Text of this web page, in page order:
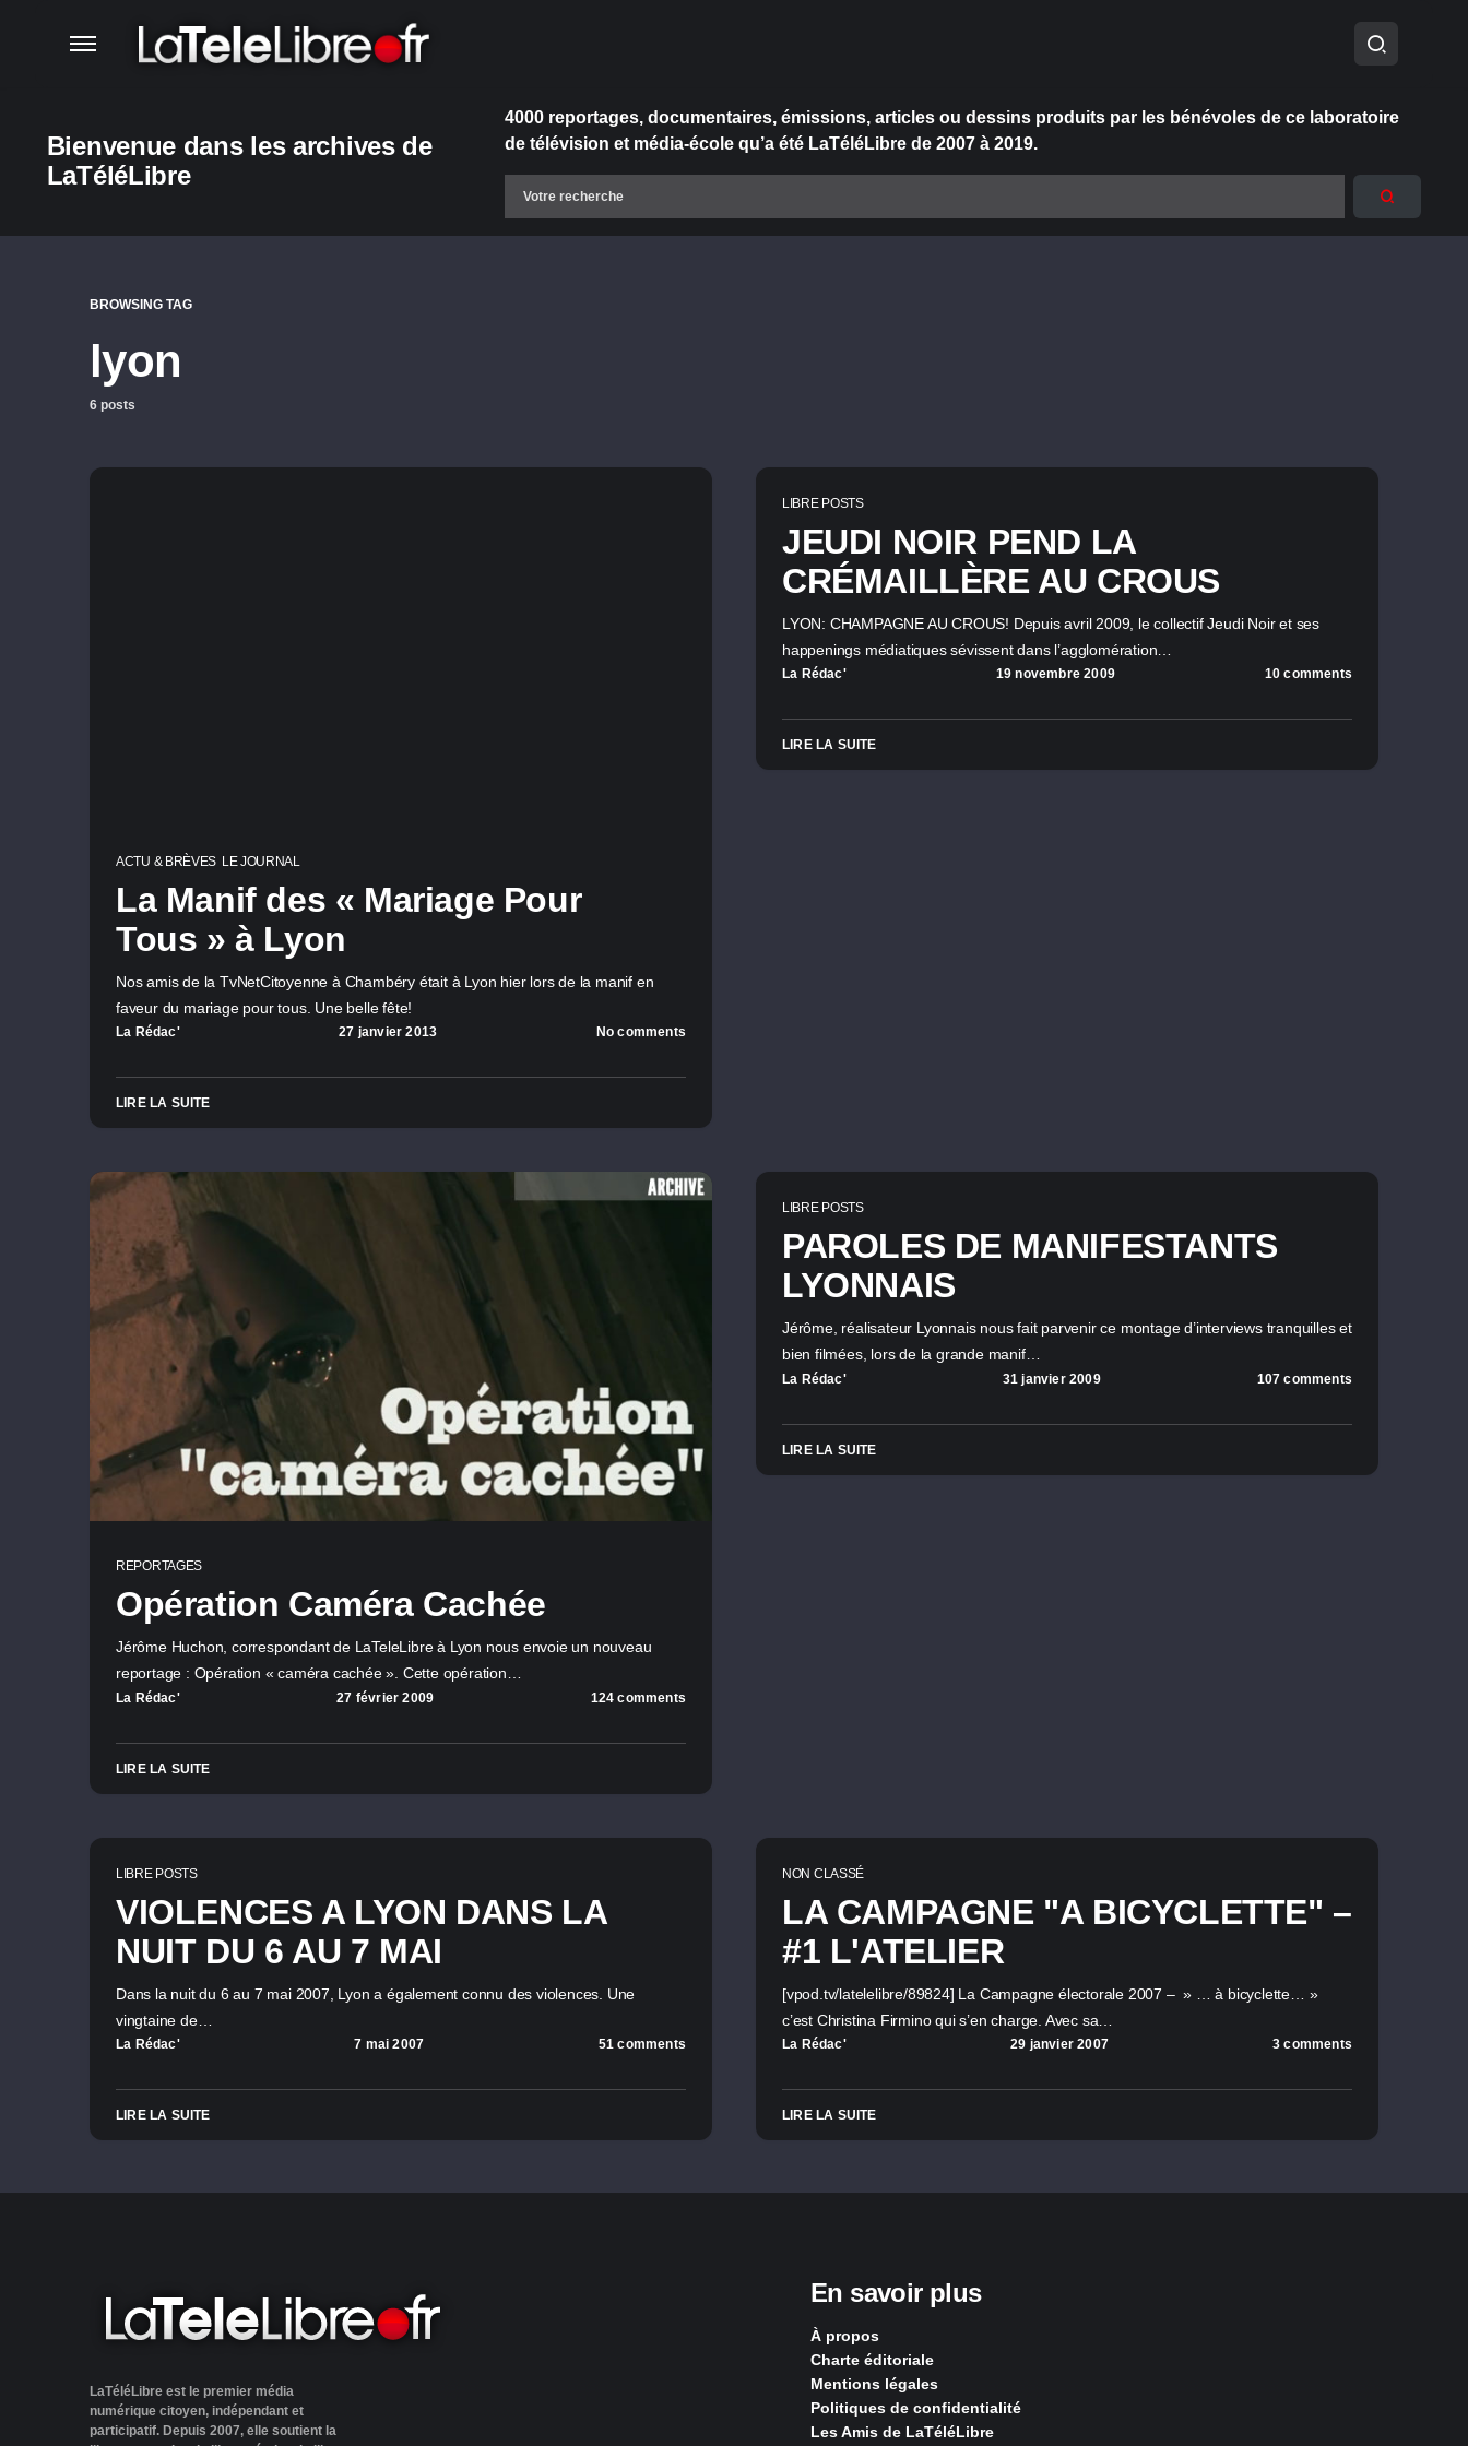
Bienvenue dans les archives de
LaTéléLibre
4000 reportages, documentaires, émissions, articles ou dessins produits par les bénévoles de ce laboratoire
de télévision et média-école qu’a été LaTéléLibre de 2007 à 2019.
BROWSING TAG
lyon
6 posts
ACTU & BRÈVES LE JOURNAL
La Manif des « Mariage Pour
Tous » à Lyon
Nos amis de la TvNetCitoyenne à Chambéry était à Lyon hier lors de la manif en
faveur du mariage pour tous. Une belle fête!
La Rédac' 27 janvier 2013 No comments
LIRE LA SUITE
LIBRE POSTS
JEUDI NOIR PEND LA
CRÉMAILLÈRE AU CROUS
LYON: CHAMPAGNE AU CROUS! Depuis avril 2009, le collectif Jeudi Noir et ses
happenings médiatiques sévissent dans l’agglomération…
La Rédac' 19 novembre 2009 10 comments
LIRE LA SUITE
REPORTAGES
Opération Caméra Cachée
Jérôme Huchon, correspondant de LaTeleLibre à Lyon nous envoie un nouveau
reportage : Opération « caméra cachée ». Cette opération…
La Rédac' 27 février 2009 124 comments
LIRE LA SUITE
LIBRE POSTS
PAROLES DE MANIFESTANTS
LYONNAIS
Jérôme, réalisateur Lyonnais nous fait parvenir ce montage d’interviews tranquilles et
bien filmées, lors de la grande manif…
La Rédac' 31 janvier 2009 107 comments
LIRE LA SUITE
LIBRE POSTS
VIOLENCES A LYON DANS LA
NUIT DU 6 AU 7 MAI
Dans la nuit du 6 au 7 mai 2007, Lyon a également connu des violences. Une
vingtaine de…
La Rédac' 7 mai 2007 51 comments
LIRE LA SUITE
NON CLASSÉ
LA CAMPAGNE "A BICYCLETTE" –
#1 L'ATELIER
[vpod.tv/latelelibre/89824] La Campagne électorale 2007 – » … à bicyclette… »
c’est Christina Firmino qui s’en charge. Avec sa…
La Rédac' 29 janvier 2007 3 comments
LIRE LA SUITE
LaTéléLibre est le premier média
numérique citoyen, indépendant et
participatif. Depuis 2007, elle soutient la
En savoir plus
À propos
Charte éditoriale
Mentions légales
Politiques de confidentialité
Les Amis de LaTéléLibre